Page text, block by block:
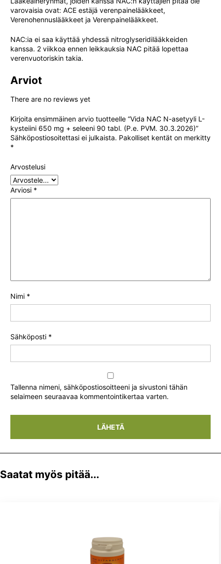
varovaisia ovat: ACE estäjä verenpainelääkkeet,
Verenohennuslääkkeet ja Verenpainelääkkeet.
NAC:ia ei saa käyttää yhdessä nitroglyseridilääkkeiden
kanssa. 2 viikkoa ennen leikkauksia NAC pitää lopettaa
verenvuotoriskin takia.
Arviot
There are no reviews yet
Kirjoita ensimmäinen arvio tuotteelle “Vida NAC N-asetyyli L-
kysteiini 650 mg + seleeni 90 tabl. (P.e. PVM. 30.3.2026)”
Sähköpostiosoitettasi ei julkaista. Pakolliset kentät on merkitty
*
Arvostelusi
Arviosi *
Nimi *
Sähköposti *
Tallenna nimeni, sähköpostiosoitteeni ja sivustoni tähän
selaimeen seuraavaa kommentointikertaa varten.
Saatat myös pitää...